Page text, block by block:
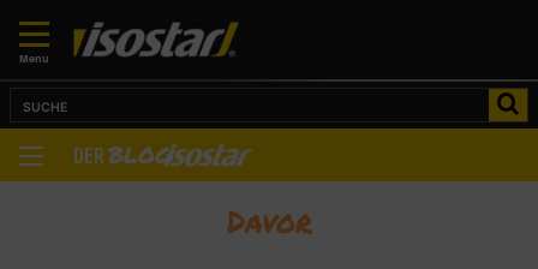
Menu
DERBLOG
Davor